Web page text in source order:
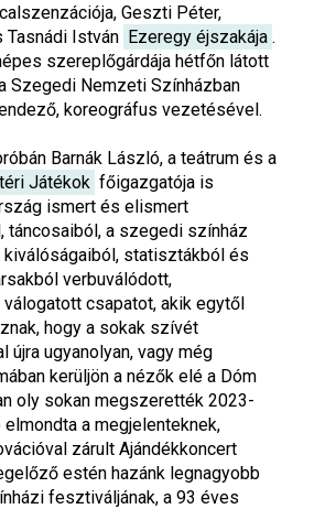
Geszti Péter,
Tasnádi István Ezeregy éjszakája .
szereplőgárdája hétfőn látott
Szegedi Nemzeti Színházban
koreográfus vezetésével.
Barnák László, a teátrum és a
Játékok főigazgatója is
ismert és elismert
táncosaiból, a szegedi színház
kiválóságaiból, statisztákból és
verbuválódott,
csapatot, akik egytől
hogy a sokak szívét
újra ugyanolyan, vagy még
kerüljön a nézők elé a Dóm
oly sokan megszerették 2023-
a megjelenteknek,
zárult Ajándékkoncert
estén hazánk legnagyobb
fesztiváljának, a 93 éves